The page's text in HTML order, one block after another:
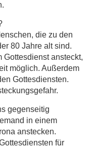
die zu den
80 Jahre alt sind.
Gottesdienst ansteckt,
möglich. Außerdem
Gottesdiensten.
gegenseitig
in einem
anstecken.
für